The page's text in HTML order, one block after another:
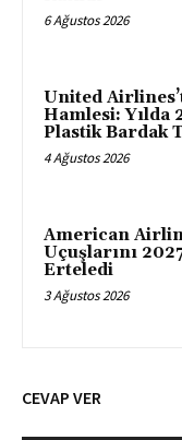
6 Ağustos 2026
United
Hamlesi: Yılda
Plastik Bardak
4 Ağustos 2026
American
Uçuşlarını
Erteledi
3 Ağustos 2026
CEVAP VER